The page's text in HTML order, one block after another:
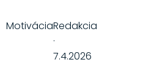
MotiváciaRedakcia
·
7.4.2026